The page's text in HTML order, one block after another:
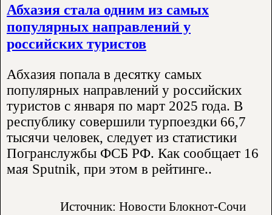
Абхазия стала одним из самых
популярных направлений у
российских туристов
Абхазия попала в десятку самых
популярных направлений у российских
туристов с января по март 2025 года. В
республику совершили турпоездки 66,7
тысячи человек, следует из статистики
Погранслужбы ФСБ РФ. Как сообщает 16
мая Sputnik, при этом в рейтинге..
Источник: Новости Блокнот-Сочи